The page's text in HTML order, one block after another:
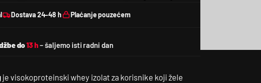
Dostava 24–48 h Plaćanje pouzećem
do
je visokoproteinski whey izolat za korisnike koji žele